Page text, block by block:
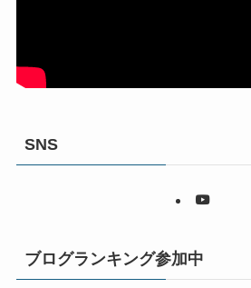
SNS
ブログランキング参加中